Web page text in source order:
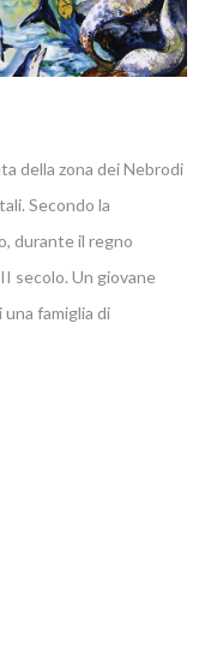
della zona dei Nebrodi
Secondo la
durante il regno
secolo. Un giovane
famiglia di